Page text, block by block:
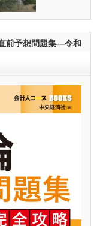
前予想問題集―令和